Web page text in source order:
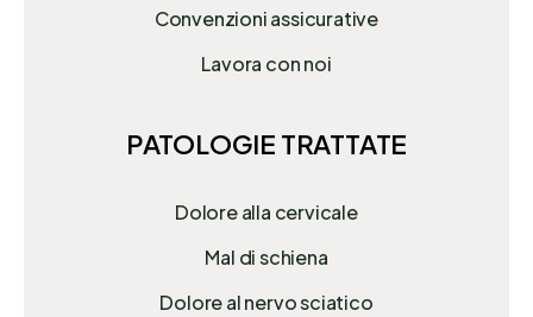
Convenzioni assicurative
Lavora con noi
PATOLOGIE TRATTATE
Dolore alla cervicale
Mal di schiena
Dolore al nervo sciatico